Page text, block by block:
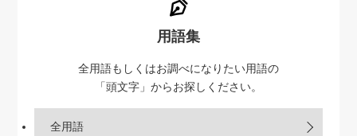
用語集
全用語もしくはお調べになりたい用語の
「頭文字」からお探しください。
全用語